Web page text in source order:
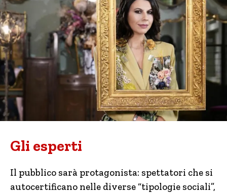
Gli esperti
Il pubblico sarà protagonista: spettatori che si
autocertificano nelle diverse “tipologie sociali”,